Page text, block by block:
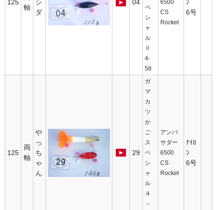
125
軸
シ
ダ
04
ペ
シ
ャ
ル
Ⅱ
4-
58
6500
CS
Rocket
ﾝ
6号
125
両
軸
や
っ
ち
ゃ
ん
29
ガ
マ
カ
ツ
か
ご
ス
ペ
シ
ャ
ル
４
－
アンバ
サダー
6500
CS
Rocket
ﾅｲﾛ
ﾝ
6号